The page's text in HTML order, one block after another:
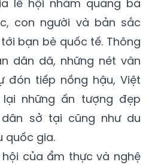
bạn bè quốc tế. Thông
dân dã, những nét văn
đón tiếp nồng hậu, Việt
những ấn tượng đẹp
sở tại cũng như du
quốc gia.
của ẩm thực và nghệ
và Ẩm thực các Đại sứ